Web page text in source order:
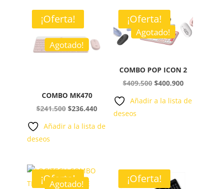
¡Oferta!
Agotado!
COMBO MK470
$241.500 El
$236.440El
Añadir a la lista de
deseos
¡Oferta!
Agotado!
COMBO POP ICON 2
$409.500 El
$400.900El
Añadir a la lista de
deseos
¡Oferta!
Agotado! ¡Oferta!